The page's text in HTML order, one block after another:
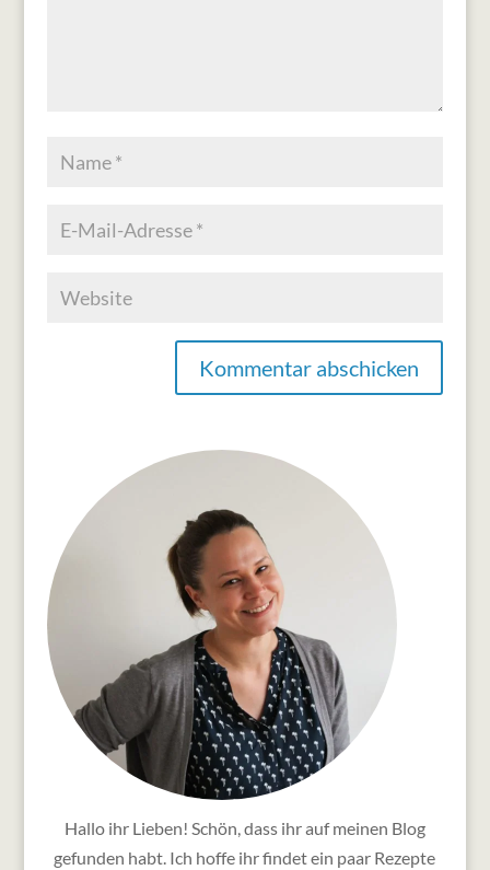
Kommentar abschicken
Hallo ihr Lieben! Schön, dass ihr auf meinen Blog
gefunden habt. Ich hoffe ihr findet ein paar Rezepte